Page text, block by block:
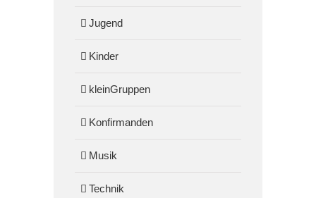
Jugend
Kinder
kleinGruppen
Konfirmanden
Musik
Technik